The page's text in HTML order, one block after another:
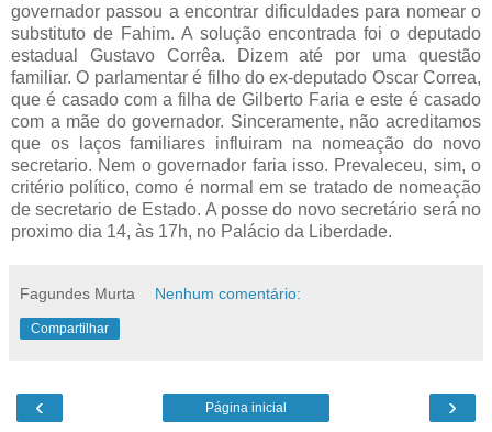
governador passou a encontrar dificuldades para nomear o
substituto de Fahim. A solução encontrada foi o deputado
estadual Gustavo Corrêa. Dizem até por uma questão
familiar. O parlamentar é filho do ex-deputado Oscar Correa,
que é casado com a filha de Gilberto Faria e este é casado
com a mãe do governador. Sinceramente, não acreditamos
que os laços familiares influiram na nomeação do novo
secretario. Nem o governador faria isso. Prevaleceu, sim, o
critério político, como é normal em se tratado de nomeação
de secretario de Estado. A posse do novo secretário será no
proximo dia 14, às 17h, no Palácio da Liberdade.
Fagundes Murta Nenhum comentário:
Compartilhar
‹ ›
Página inicial